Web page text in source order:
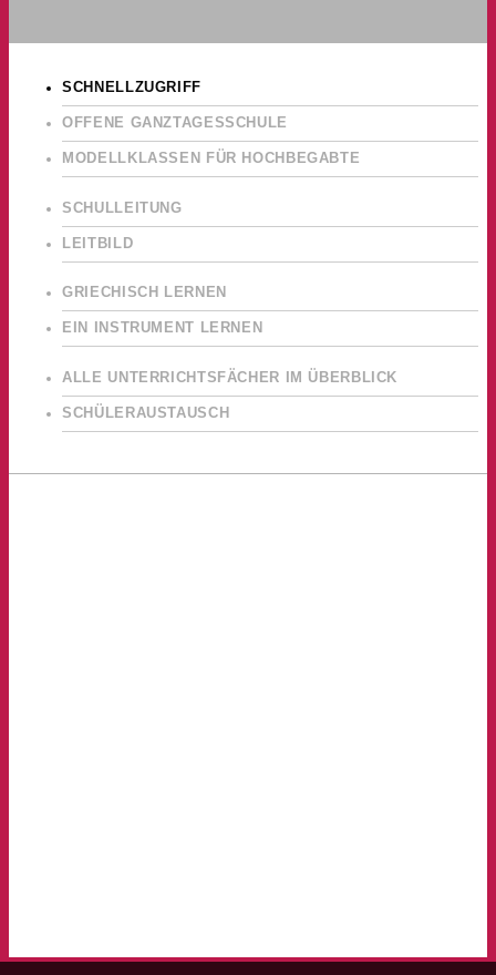
SCHNELLZUGRIFF
OFFENE GANZTAGESSCHULE
MODELLKLASSEN FÜR HOCHBEGABTE
SCHULLEITUNG
LEITBILD
GRIECHISCH LERNEN
EIN INSTRUMENT LERNEN
ALLE UNTERRICHTSFÄCHER IM ÜBERBLICK
SCHÜLERAUSTAUSCH